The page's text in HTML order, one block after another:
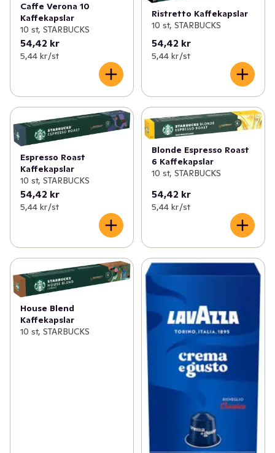
Caffe Verona 10
Kaffekapslar
10 st, STARBUCKS
54,42 kr
5,44 kr /st
Ristretto Kaffekapslar
10 st, STARBUCKS
54,42 kr
5,44 kr /st
Espresso Roast
Kaffekapslar
10 st, STARBUCKS
54,42 kr
5,44 kr /st
Blonde Espresso Roast
6 Kaffekapslar
10 st, STARBUCKS
54,42 kr
5,44 kr /st
House Blend
Kaffekapslar
10 st, STARBUCKS